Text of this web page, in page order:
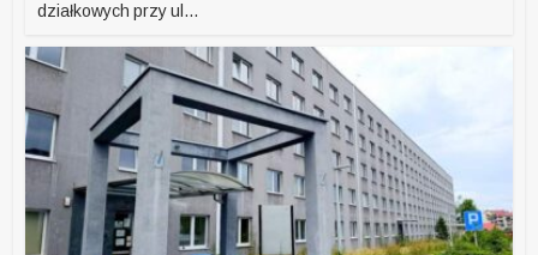
działkowych przy ul...